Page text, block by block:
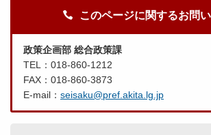
このページに関するお問
政策企画部 総合政策課
TEL：018-860-1212
FAX：018-860-3873
E-mail： seisaku@pref.akita.lg.jp